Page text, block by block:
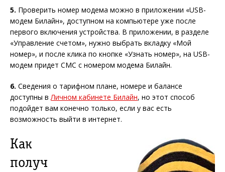
5. Проверить номер модема можно в приложении «USB-
модем Билайн», доступном на компьютере уже после
первого включения устройства. В приложении, в разделе
«Управление счетом», нужно выбрать вкладку «Мой
номер», и после клика по кнопке «Узнать номер», на USB-
модем придет СМС с номером модема Билайн.
6. Сведения о тарифном плане, номере и балансе
доступны вЛичном кабинете Билайн, но этот способ
подойдет вам конечно только, если у вас есть
возможность выйти в интернет.
Как
получ